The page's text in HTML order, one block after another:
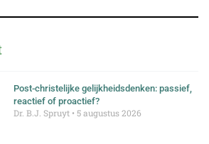
Post-christelijke gelijkheidsdenken: passief,
reactief of proactief?
Dr. B.J. Spruyt 5 augustus 2026